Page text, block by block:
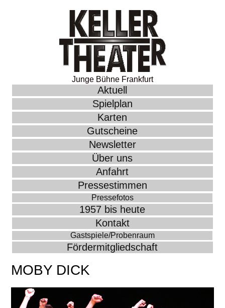
Junge Bühne Frankfurt
Aktuell
Spielplan
Karten
Gutscheine
Newsletter
Über uns
Anfahrt
Pressestimmen
Pressefotos
1957 bis heute
Kontakt
Gastspiele/Probenraum
Fördermitgliedschaft
MOBY DICK